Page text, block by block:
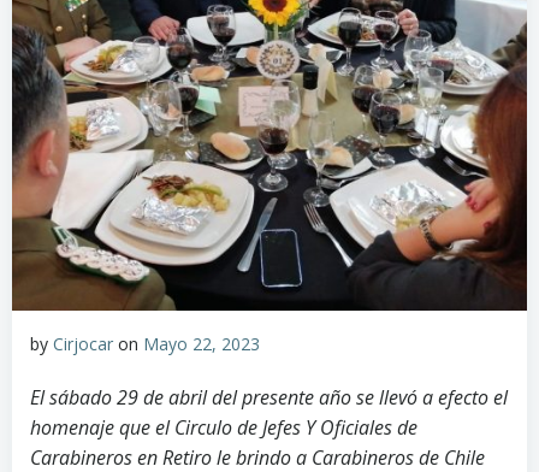
by Cirjocar on Mayo 22, 2023
El sábado 29 de abril del presente año se llevó a efecto el
homenaje que el Circulo de Jefes Y Oficiales de
Carabineros en Retiro le brindo a Carabineros de Chile